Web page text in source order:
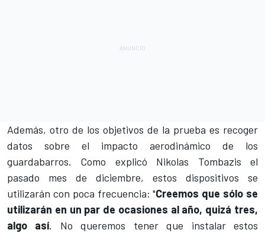
Además, otro de los objetivos de la prueba es recoger
datos sobre el impacto aerodinámico de los
guardabarros. Como explicó Nikolas Tombazis el
pasado mes de diciembre, estos dispositivos se
utilizarán con poca frecuencia: "Creemos que sólo se
utilizarán en un par de ocasiones al año, quizá tres,
algo así. No queremos tener que instalar estos